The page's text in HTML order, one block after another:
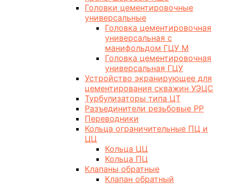
Головки цементировочные
универсальные
Головка цементировочная
универсальная с
манифольдом ГЦУ М
Головка цементировочная
универсальная ГЦУ
Устройство экранирующее для
цементирования скважин УЭЦС
Турбулизаторы типа ЦТ
Разъединители резьбовые РР
Переводники
Кольца ограничительные ПЦ и
ЦЦ
Кольца ЦЦ
Кольца ПЦ
Клапаны обратные
Клапан обратный